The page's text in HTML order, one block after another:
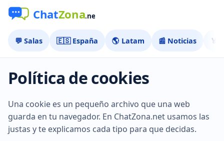
💬 Salas 🇪🇸 España 🌎 Latam 📰 Noticias 🏅
Política de cookies
Una cookie es un pequeño archivo que una web
guarda en tu navegador. En ChatZona.net usamos las
justas y te explicamos cada tipo para que decidas.